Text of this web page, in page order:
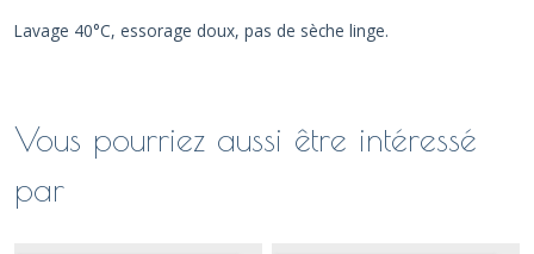
Lavage 40°C, essorage doux, pas de sèche linge.
Vous pourriez aussi être intéressé
par